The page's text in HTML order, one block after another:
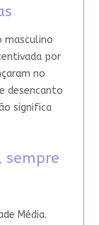
masculino
por
no
desencanto
significa
sempre
Média.